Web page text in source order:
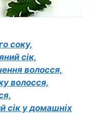
соку,
сік,
волосся,
волосся,
сік у домашніх